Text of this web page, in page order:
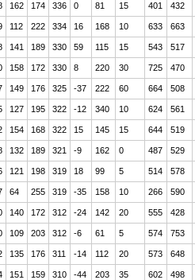
162 174 336 0 81 15 401 432
112 222 334 16 168 10 633 663
141 189 330 59 115 15 543 517
158 172 330 8 220 30 725 470
149 176 325 -37 222 60 664 508
127 195 322 -12 340 10 624 561
154 168 322 15 145 15 644 519
132 189 321 -9 162 0 487 529
121 198 319 18 99 5 514 578
64 255 319 -35 158 10 266 590
140 172 312 -24 142 20 555 428
109 203 312 -6 61 5 574 753
135 176 311 -14 112 20 573 648
151 159 310 -44 203 35 602 498